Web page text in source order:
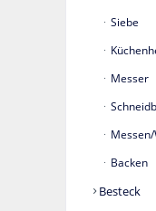
Siebe
Messer
Backen
Besteck